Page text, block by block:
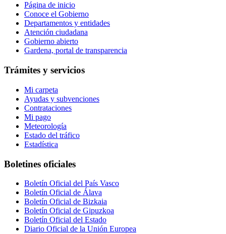
Página de inicio
Conoce el Gobierno
Departamentos y entidades
Atención ciudadana
Gobierno abierto
Gardena, portal de transparencia
Trámites y servicios
Mi carpeta
Ayudas y subvenciones
Contrataciones
Mi pago
Meteorología
Estado del tráfico
Estadística
Boletines oficiales
Boletín Oficial del País Vasco
Boletín Oficial de Álava
Boletín Oficial de Bizkaia
Boletín Oficial de Gipuzkoa
Boletín Oficial del Estado
Diario Oficial de la Unión Europea